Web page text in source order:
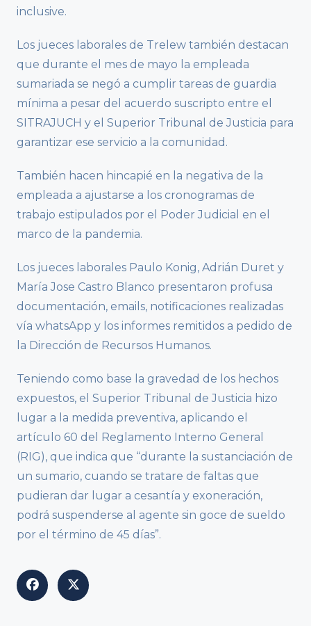
inclusive.
Los jueces laborales de Trelew también destacan
que durante el mes de mayo la empleada
sumariada se negó a cumplir tareas de guardia
mínima a pesar del acuerdo suscripto entre el
SITRAJUCH y el Superior Tribunal de Justicia para
garantizar ese servicio a la comunidad.
También hacen hincapié en la negativa de la
empleada a ajustarse a los cronogramas de
trabajo estipulados por el Poder Judicial en el
marco de la pandemia.
Los jueces laborales Paulo Konig, Adrián Duret y
María Jose Castro Blanco presentaron profusa
documentación, emails, notificaciones realizadas
vía whatsApp y los informes remitidos a pedido de
la Dirección de Recursos Humanos.
Teniendo como base la gravedad de los hechos
expuestos, el Superior Tribunal de Justicia hizo
lugar a la medida preventiva, aplicando el
artículo 60 del Reglamento Interno General
(RIG), que indica que “durante la sustanciación de
un sumario, cuando se tratare de faltas que
pudieran dar lugar a cesantía y exoneración,
podrá suspenderse al agente sin goce de sueldo
por el término de 45 días”.